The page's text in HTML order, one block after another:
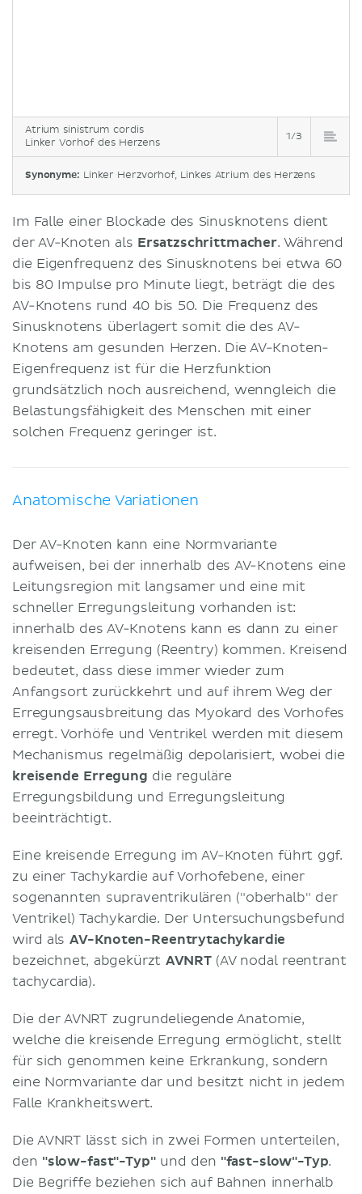
Atrium sinistrum cordis
Linker Vorhof des Herzens
1/3
Synonyme: Linker Herzvorhof, Linkes Atrium des Herzens
Im Falle einer Blockade des Sinusknotens dient
der AV-Knoten als Ersatzschrittmacher. Während
die Eigenfrequenz des Sinusknotens bei etwa 60
bis 80 Impulse pro Minute liegt, beträgt die des
AV-Knotens rund 40 bis 50. Die Frequenz des
Sinusknotens überlagert somit die des AV-
Knotens am gesunden Herzen. Die AV-Knoten-
Eigenfrequenz ist für die Herzfunktion
grundsätzlich noch ausreichend, wenngleich die
Belastungsfähigkeit des Menschen mit einer
solchen Frequenz geringer ist.
Anatomische Variationen
Der AV-Knoten kann eine Normvariante
aufweisen, bei der innerhalb des AV-Knotens eine
Leitungsregion mit langsamer und eine mit
schneller Erregungsleitung vorhanden ist:
innerhalb des AV-Knotens kann es dann zu einer
kreisenden Erregung (Reentry) kommen. Kreisend
bedeutet, dass diese immer wieder zum
Anfangsort zurückkehrt und auf ihrem Weg der
Erregungsausbreitung das Myokard des Vorhofes
erregt. Vorhöfe und Ventrikel werden mit diesem
Mechanismus regelmäßig depolarisiert, wobei die
kreisende Erregung die reguläre
Erregungsbildung und Erregungsleitung
beeinträchtigt.
Eine kreisende Erregung im AV-Knoten führt ggf.
zu einer Tachykardie auf Vorhofebene, einer
sogenannten supraventrikulären ("oberhalb" der
Ventrikel) Tachykardie. Der Untersuchungsbefund
wird als AV-Knoten-Reentrytachykardie
bezeichnet, abgekürzt AVNRT(AV nodal reentrant
tachycardia).
Die der AVNRT zugrundeliegende Anatomie,
welche die kreisende Erregung ermöglicht, stellt
für sich genommen keine Erkrankung, sondern
eine Normvariante dar und besitzt nicht in jedem
Falle Krankheitswert.
Die AVNRT lässt sich in zwei Formen unterteilen,
den "slow-fast"-Typ"und den "fast-slow"-Typ.
Die Begriffe beziehen sich auf Bahnen innerhalb